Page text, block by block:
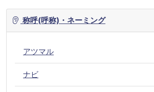
称呼(呼称)・ネーミング
アツマル
ナビ